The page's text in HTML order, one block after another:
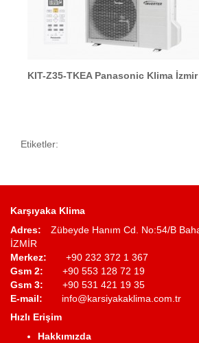
KIT-Z35-TKEA Panasonic Klima İzmir
Etiketler:
Karşıyaka Klima
Adres: Zübeyde Hanım Cd. No:54/B
İZMİR
Merkez: +90 232 372 1 367
Gsm 2: +90 553 128 72 19
Gsm 3: +90 531 421 19 35
E-mail: info@karsiyakaklima.com.tr
Hızlı Erişim
Hakkımızda